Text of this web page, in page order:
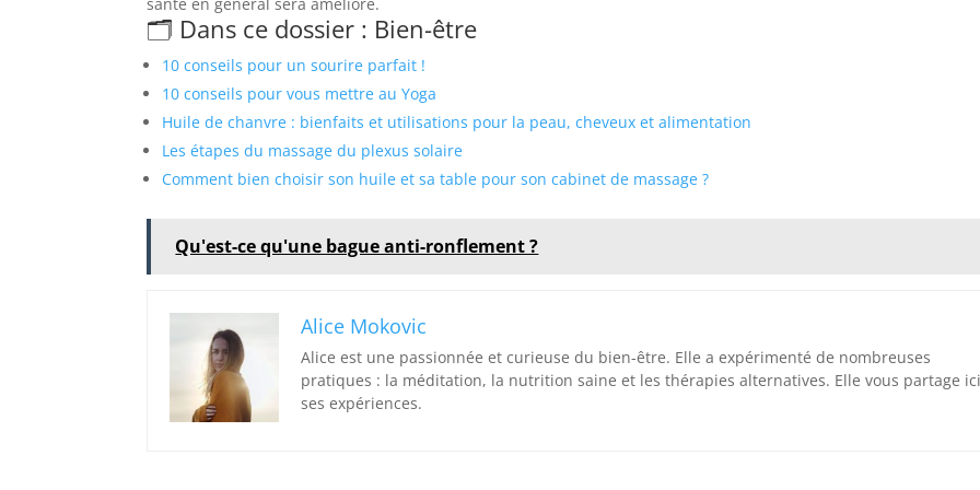
santé en général sera amélioré.
🗂️ Dans ce dossier : Bien-être
10 conseils pour un sourire parfait !
10 conseils pour vous mettre au Yoga
Huile de chanvre : bienfaits et utilisations pour la peau, cheveux et alimentation
Les étapes du massage du plexus solaire
Comment bien choisir son huile et sa table pour son cabinet de massage ?
Qu'est-ce qu'une bague anti-ronflement ?
Alice Mokovic
Alice est une passionnée et curieuse du bien-être. Elle a expérimenté de nombreuses
pratiques : la méditation, la nutrition saine et les thérapies alternatives. Elle vous partage
ses expériences.